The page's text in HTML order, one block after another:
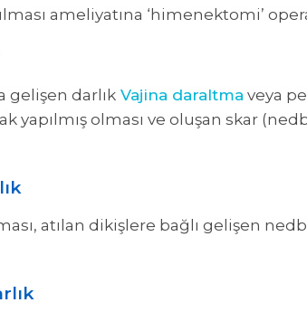
ameliyatına ‘himenektomi’
gelişen darlık Vajina daraltma veya
yapılmış olması ve oluşan skar
atılan dikişlere bağlı gelişen